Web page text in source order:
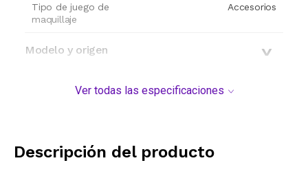
Tipo de juego de
maquillaje
Accesorios
Modelo y origen
Ver todas las especificaciones
Descripción del producto